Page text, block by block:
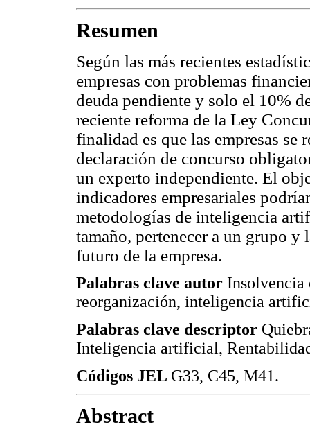
Resumen
Según las más recientes
empresas con problemas
deuda pendiente y solo el 10%
reciente reforma de la Ley
finalidad es que las empresas se
declaración de concurso
un experto independiente. El
indicadores empresariales
metodologías de inteligencia
tamaño, pertenecer a un grupo
futuro de la empresa.
Palabras clave autor Insolvencia
reorganización, inteligencia
Palabras clave descriptor
Inteligencia artificial,
Códigos JEL G33, C45, M41.
Abstract